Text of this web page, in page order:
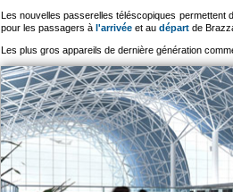
Les nouvelles passerelles téléscopiques permettent
pour les passagers à l'arrivéeet au départde
Les plus gros appareils de dernière génération